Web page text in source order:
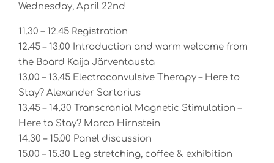
Wednesday, April 22nd
11.30 – 12.45 Registration
12.45 – 13.00 Introduction and warm welcome from
the Board Kaija Järventausta
13.00 – 13.45 Electroconvulsive Therapy – Here to
Stay? Alexander Sartorius
13.45 – 14.30 Transcranial Magnetic Stimulation –
Here to Stay? Marco Hirnstein
14.30 – 15.00 Panel discussion
15.00 – 15.30 Leg stretching, coffee & exhibition